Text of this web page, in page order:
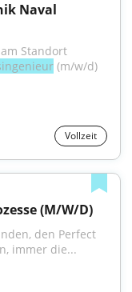
Naval
Standort
(m/w/d)
Vollzeit
(M/W/D)
den Perfect
immer die...